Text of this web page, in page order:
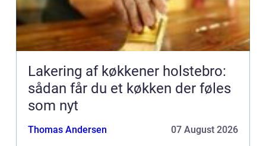
Lakering af køkkener holstebro:
sådan får du et køkken der føles
som nyt
Thomas Andersen 07 August 2026